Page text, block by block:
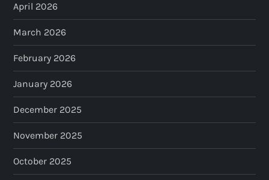
April 2026
March 2026
February 2026
January 2026
December 2025
November 2025
October 2025